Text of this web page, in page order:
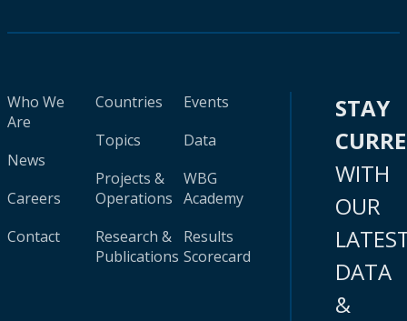
Who We
Are
News
Careers
Contact
Countries
Topics
Projects &
Operations
Research &
Publications
Events
Data
WBG
Academy
Results
Scorecard
STAY
WITH
OUR
DATA
&